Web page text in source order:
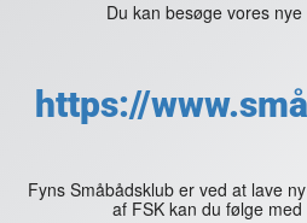
Du kan besøge vores
https://
Fyns Småbådsklub er ved at lave
af FSK kan du følge